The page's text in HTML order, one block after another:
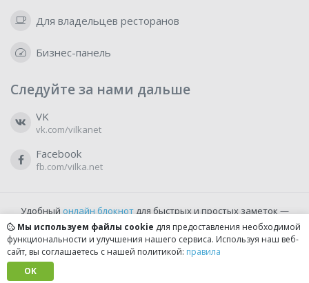
Для владельцев ресторанов
Бизнес-панель
Следуйте за нами дальше
VK
vk.com/vilkanet
Facebook
fb.com/vilka.net
Удобный онлайн блокнотдля быстрых и простых заметок —
бесплатно и доступно прямо из браузера.
Мы используем файлы cookie для предоставления необходимой
функциональности и улучшения нашего сервиса. Используя наш веб-
сайт, вы соглашаетесь с нашей политикой: правила
OK